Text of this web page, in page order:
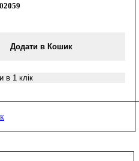
Додати в Кошик
в 1 клік